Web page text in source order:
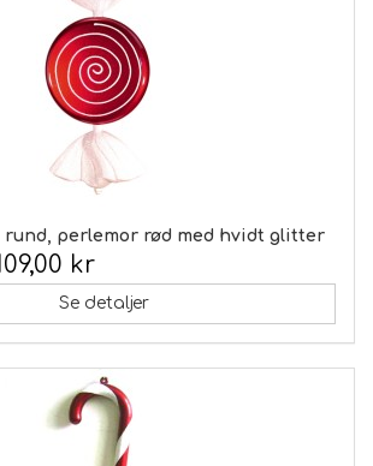
rund, perlemor rød med hvidt glitter
kr
Se detaljer